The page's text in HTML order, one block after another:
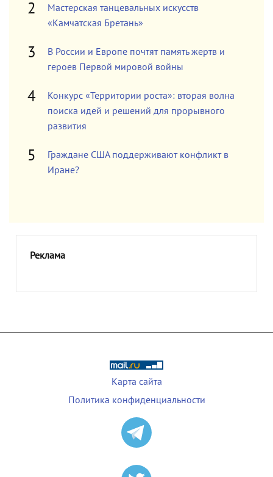
Мастерская танцевальных искусств
«Камчатская Бретань»
В России и Европе почтят память жертв и
героев Первой мировой войны
Конкурс «Территории роста»: вторая волна
поиска идей и решений для прорывного
развития
Граждане США поддерживают конфликт в
Иране?
Реклама
Карта сайта
Политика конфиденциальности